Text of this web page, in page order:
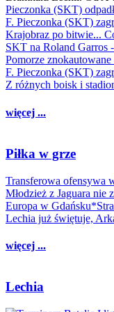
Pieczonka (SKT)
F. Pieczonka (SKT)
Krajobraz po bitwie...
SKT na Roland Garros
Pomorze
F. Pieczonka (SKT)
Z różnych boisk i
więcej ...
Piłka w grze
Transferowa ofensywa
Młodzież z Jaguara nie
Europa w
Lechia już świętuje,
więcej ...
Lechia